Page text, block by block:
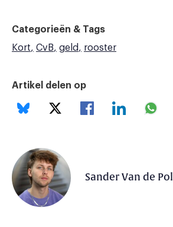
Categorieën & Tags
Kort
CvB geld rooster
Artikel delen op
Sander Van de Pol